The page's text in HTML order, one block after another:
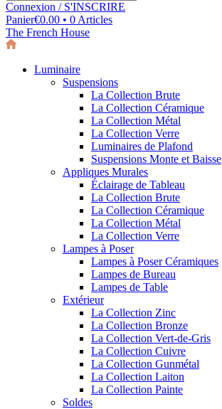
Connexion / S'INSCRIRE
Panier€0.00 • 0 Articles
The French House
Luminaire
Suspensions
La Collection Brute
La Collection Céramique
La Collection Métal
La Collection Verre
Luminaires de Plafond
Suspensions Monte et Baisse
Appliques Murales
Éclairage de Tableau
La Collection Brute
La Collection Céramique
La Collection Métal
La Collection Verre
Lampes à Poser
Lampes à Poser Céramiques
Lampes de Bureau
Lampes de Table
Extérieur
La Collection Zinc
La Collection Bronze
La Collection Vert-de-Gris
La Collection Cuivre
La Collection Gunmétal
La Collection Laiton
La Collection Painte
Soldes